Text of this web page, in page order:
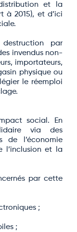
et la
à 2015), et d’ici
par
invendus non-
importateurs,
physique ou
le réemploi
social. En
via des
de l’économie
l’inclusion et la
par cette
;
;